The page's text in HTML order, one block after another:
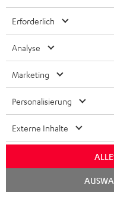
u
m
n
t
e
z
u
C4530S
Reflekt
Reflekt
FCR
Erforderlich
Analyse
Marketing
Personalisierung
Externe Inhalte